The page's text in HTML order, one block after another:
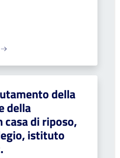
della
della
casa di riposo,
istituto